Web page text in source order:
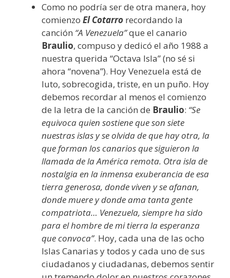
Como no podría ser de otra manera, hoy
comienzo El Cotarro recordando la
canción “A Venezuela”que el canario
Braulio, compuso y dedicó el año 1988 a
nuestra querida “Octava Isla” (no sé si
ahora “novena”). Hoy Venezuela está de
luto, sobrecogida, triste, en un puño. Hoy
debemos recordar al menos el comienzo
de la letra de la canción de Braulio: “Se
equivoca quien sostiene que son siete
nuestras islas y se olvida de que hay otra, la
que forman los canarios que siguieron la
llamada de la América remota. Otra isla de
nostalgia en la inmensa exuberancia de esa
tierra generosa, donde viven y se afanan,
donde muere y donde ama tanta gente
compatriota… Venezuela, siempre ha sido
para el hombre de mi tierra la esperanza
que convoca”. Hoy, cada una de las ocho
Islas Canarias y todos y cada uno de sus
ciudadanos y ciudadanas, debemos sentir